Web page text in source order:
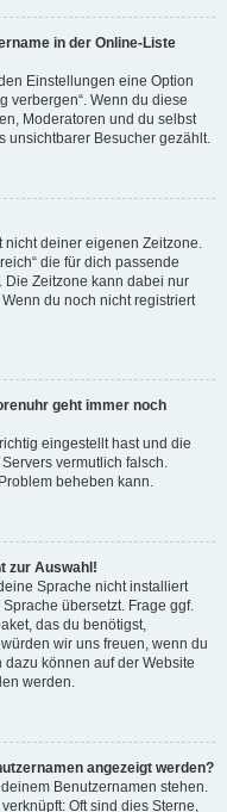
in der Online-Liste
Einstellungen eine Option
verbergen“. Wenn du diese
Moderatoren und du selbst
unsichtbarer Besucher gezählt.
nicht deiner eigenen Zeitzone.
die für dich passende
Die Zeitzone kann dabei nur
du noch nicht registriert
geht immer noch
eingestellt hast und die
vermutlich falsch.
beheben kann.
zur Auswahl!
Sprache nicht installiert
übersetzt. Frage ggf.
das du benötigst,
wir uns freuen, wenn du
können auf der Website
werden.
angezeigt werden?
Benutzernamen stehen.
Oft sind dies Sterne,